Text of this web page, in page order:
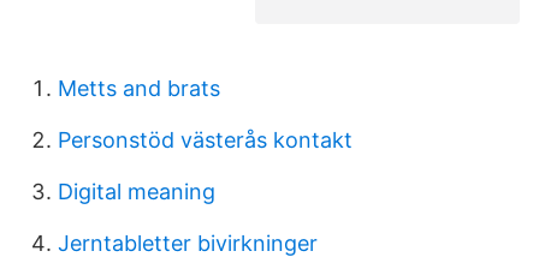
Metts and brats
Personstöd västerås kontakt
Digital meaning
Jerntabletter bivirkninger